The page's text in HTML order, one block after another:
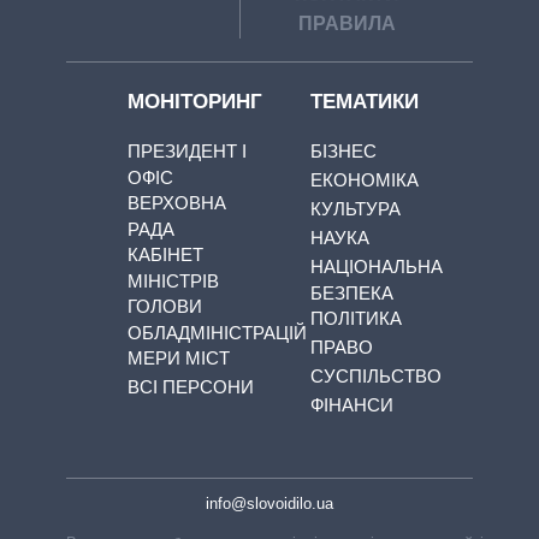
ПРАВИЛА
МОНІТОРИНГ
ПРЕЗИДЕНТ І
ОФІС
ВЕРХОВНА
РАДА
КАБІНЕТ
МІНІСТРІВ
ГОЛОВИ
ОБЛАДМІНІСТРАЦІЙ
МЕРИ МІСТ
ВСІ ПЕРСОНИ
ТЕМАТИКИ
БІЗНЕС
ЕКОНОМІКА
КУЛЬТУРА
НАУКА
НАЦІОНАЛЬНА
БЕЗПЕКА
ПОЛІТИКА
ПРАВО
СУСПІЛЬСТВО
ФІНАНСИ
info@slovoidilo.ua